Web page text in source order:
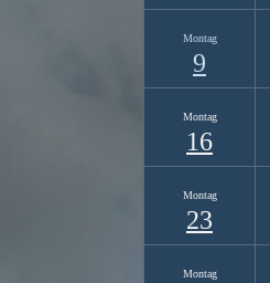
Montag
9
Montag
16
Montag
23
Montag